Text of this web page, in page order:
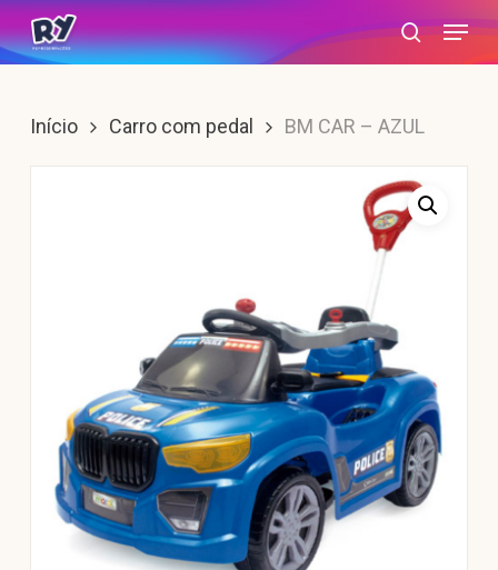
Skip
to
content
search
Menu
Início Carro com pedal BM CAR – AZUL